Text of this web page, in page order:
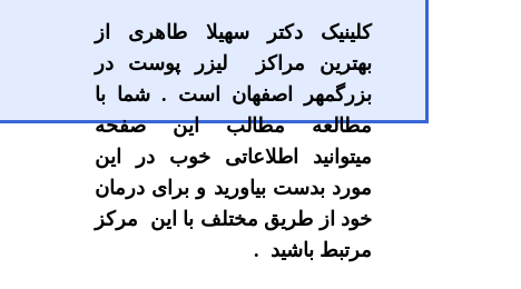
کلینیک دکتر سهیلا طاهری از
بهترین مراکز لیزر پوست در
بزرگمهر اصفهان است . شما با
مطالعه مطالب این صفحه
میتوانید اطلاعاتی خوب در این
مورد بدست بیاورید و برای درمان
خود از طریق مختلف با این مرکز
مرتبط باشید .